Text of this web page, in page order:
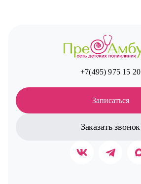
+7(495) 975 15 20
Записаться
Заказать звонок